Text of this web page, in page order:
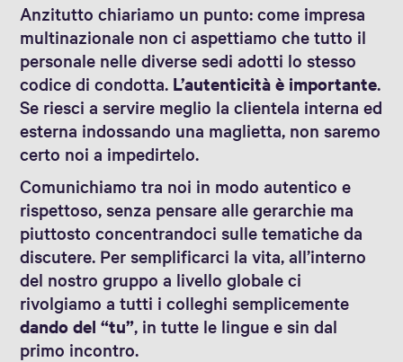
Anzitutto chiariamo un punto: come impresa
multinazionale non ci aspettiamo che tutto il
personale nelle diverse sedi adotti lo stesso
codice di condotta. L’autenticità è importante.
Se riesci a servire meglio la clientela interna ed
esterna indossando una maglietta, non saremo
certo noi a impedirtelo.
Comunichiamo tra noi in modo autentico e
rispettoso, senza pensare alle gerarchie ma
piuttosto concentrandoci sulle tematiche da
discutere. Per semplificarci la vita, all’interno
del nostro gruppo a livello globale ci
rivolgiamo a tutti i colleghi semplicemente
dando del “tu”, in tutte le lingue e sin dal
primo incontro.